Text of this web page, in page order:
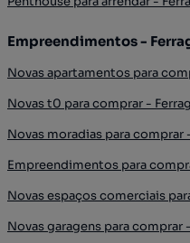
Empreendimentos -
Novas apartamentos para
Novas t0 para comprar -
Novas moradias para comprar
Empreendimentos para
Novas espaços comerciais
Novas garagens para comprar